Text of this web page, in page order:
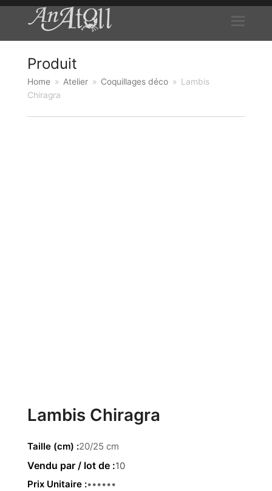
Produit
Home » Atelier » Coquillages déco » Lambis
Chiragra
Lambis Chiragra
Taille (cm) 20/25 cm
10
Prix Unitaire 5.14 €